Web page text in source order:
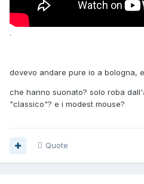
.
dovevo andare pure io a bologna,
che hanno suonato? solo roba
"classico"? e i modest mouse?
Quote